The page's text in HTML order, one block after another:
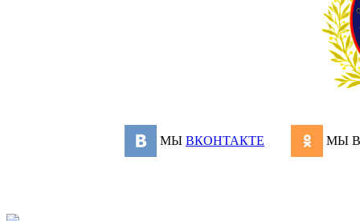
МЫ ВКОНТАКТЕ МЫ